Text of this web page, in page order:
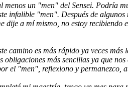
un "men" del Sensei. Podría
infalible "men". Después de
a mí mismo, no estoy
es más rápido ya veces
más sencillas ya que
"men", reflexiono y permanezco,